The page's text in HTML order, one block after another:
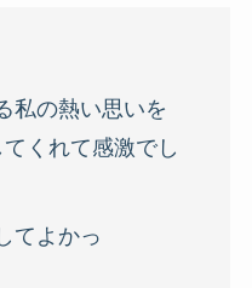
私の熱い思いを
くれて感激でし
てよかっ